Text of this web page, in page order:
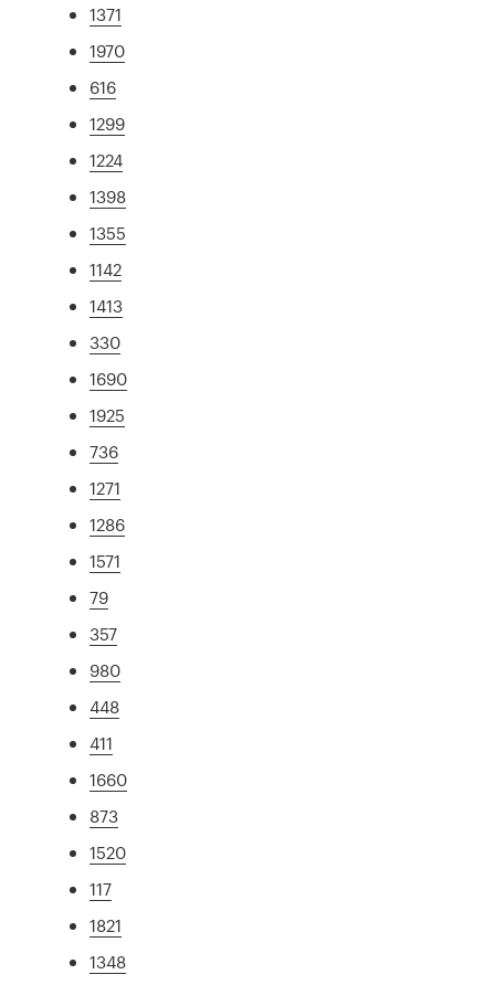
1371
1970
616
1299
1224
1398
1355
1142
1413
330
1690
1925
736
1271
1286
1571
79
357
980
448
411
1660
873
1520
117
1821
1348